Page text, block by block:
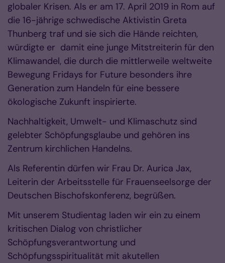
globaler Krisen. Als er am 17. April 2019 in Rom auf
die 16-jährige schwedische Aktivistin Greta
Thunberg traf und sie sich die Hände reichten,
würdigte er damit eine junge Mitstreiterin für den
Klimawandel, die durch die mittlerweile weltweite
Bewegung Fridays for Future besonders ihre
Generation zum Handeln für eine bessere
ökologische Zukunft inspirierte.
Nachhaltigkeit, Umwelt- und Klimaschutz sind
gelebter Schöpfungsglaube und gehören ins
Zentrum kirchlichen Handelns.
Als Referentin dürfen wir Frau Dr. Aurica Jax,
Leiterin der Arbeitsstelle für Frauenseelsorge der
Deutschen Bischofskonferenz, begrüßen.
Mit unserem Studientag laden wir ein zu einem
kritischen Dialog von christlicher
Schöpfungsverantwortung und
Schöpfungsspiritualität mit akutellen